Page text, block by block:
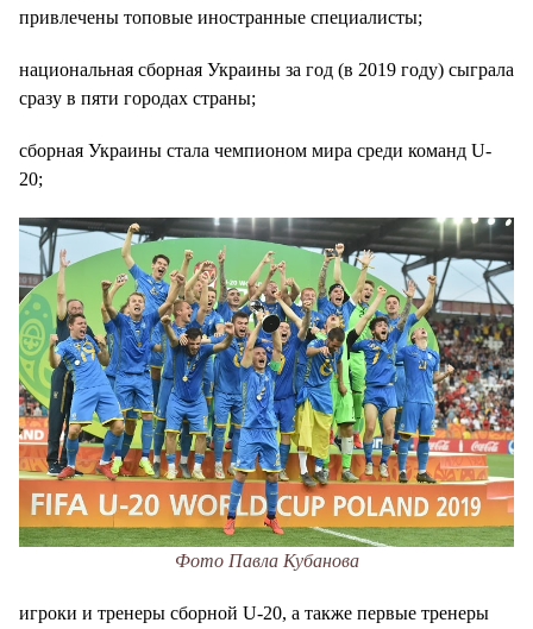
привлечены топовые иностранные специалисты;
национальная сборная Украины за год (в 2019 году) сыграла
сразу в пяти городах страны;
сборная Украины стала чемпионом мира среди команд U-
20;
Фото Павла Кубанова
игроки и тренеры сборной U-20, а также первые тренеры